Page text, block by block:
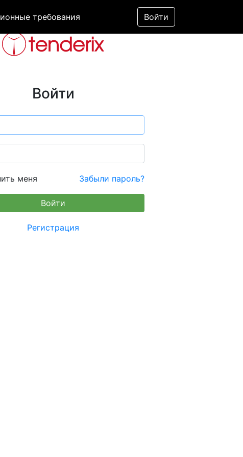
требования Войти
Войти
меня Забыли пароль?
Регистрация